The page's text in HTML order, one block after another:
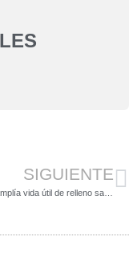
SIGUIENTE
San Carlos amplía vida útil de relleno sanitario